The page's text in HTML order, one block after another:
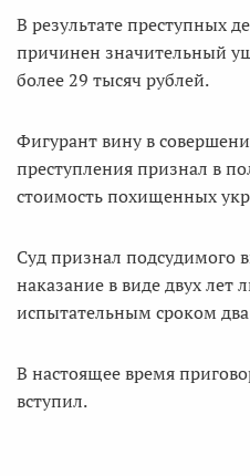
В результате преступных
причинен значительный
более 29 тысяч рублей.
Фигурант вину в
преступления признал в
стоимость похищенных
Суд признал подсудимого
наказание в виде двух лет
испытательным сроком два
В настоящее время
вступил.